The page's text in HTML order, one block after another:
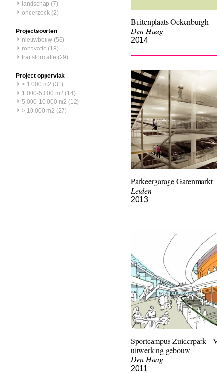
landschap (7)
onderzoek (2)
Projectsoorten
nieuwbouw (56)
renovatie (18)
transformatie (29)
Project oppervlak
< 1.000 m2 (31)
1.000-5.000 m2 (14)
5.000-10.000 m2 (12)
> 10.000 m2 (27)
Buitenplaats Ockenburgh
Den Haag
2014
Parkeergarage Garenmarkt
Leiden
2013
Sportcampus Zuiderpark -
uitwerking gebouw
Den Haag
2011